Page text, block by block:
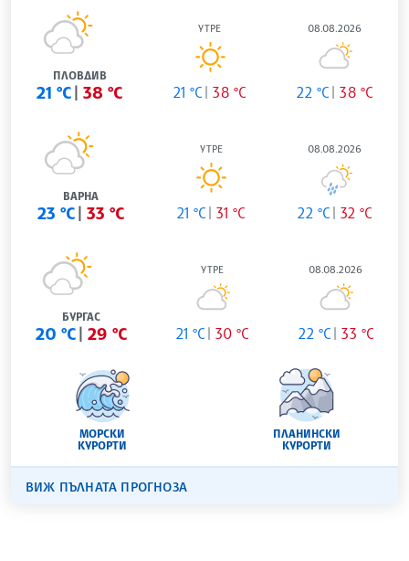
ПЛОВДИВ
21 °C 38 °C
УТРЕ
21 °C 38 °C
08.08.2026
22 °C 38 °C
ВАРНА
23 °C 33 °C
УТРЕ
21 °C 31 °C
08.08.2026
22 °C 32 °C
БУРГАС
20 °C 29 °C
УТРЕ
21 °C 30 °C
08.08.2026
22 °C 33 °C
МОРСКИ
КУРОРТИ
ПЛАНИНСКИ
КУРОРТИ
ВИЖ ПЪЛНАТА ПРОГНОЗА